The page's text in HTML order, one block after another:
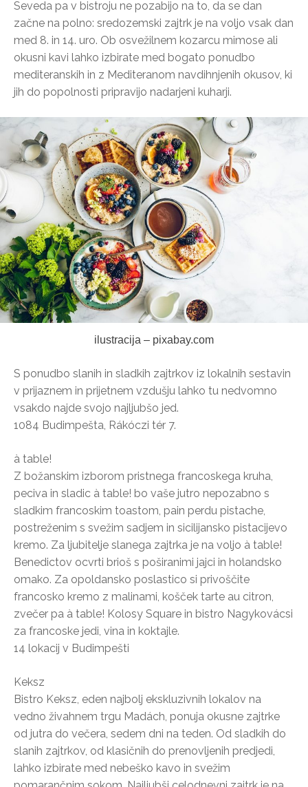
Seveda pa v bistroju ne pozabijo na to, da se dan
začne na polno: sredozemski zajtrk je na voljo vsak dan
med 8. in 14. uro. Ob osvežilnem kozarcu mimose ali
okusni kavi lahko izbirate med bogato ponudbo
mediteranskih in z Mediteranom navdihnjenih okusov, ki
jih do popolnosti pripravijo nadarjeni kuharji.
ilustracija – pixabay.com
S ponudbo slanih in sladkih zajtrkov iz lokalnih sestavin
v prijaznem in prijetnem vzdušju lahko tu nedvomno
vsakdo najde svojo najljubšo jed.
1084 Budimpešta, Rákóczi tér 7.
à table!
Z božanskim izborom pristnega francoskega kruha,
peciva in sladic à table! bo vaše jutro nepozabno s
sladkim francoskim toastom, pain perdu pistache,
postreženim s svežim sadjem in sicilijansko pistacijevo
kremo. Za ljubitelje slanega zajtrka je na voljo à table!
Benedictov ocvrti brioš s poširanimi jajci in holandsko
omako. Za opoldansko poslastico si privoščite
francosko kremo z malinami, košček tarte au citron,
zvečer pa à table! Kolosy Square in bistro Nagykovácsi
za francoske jedi, vina in koktajle.
14 lokacij v Budimpešti
Keksz
Bistro Keksz, eden najbolj ekskluzivnih lokalov na
vedno živahnem trgu Madách, ponuja okusne zajtrke
od jutra do večera, sedem dni na teden. Od sladkih do
slanih zajtrkov, od klasičnih do prenovljenih predjedi,
lahko izbirate med nebeško kavo in svežim